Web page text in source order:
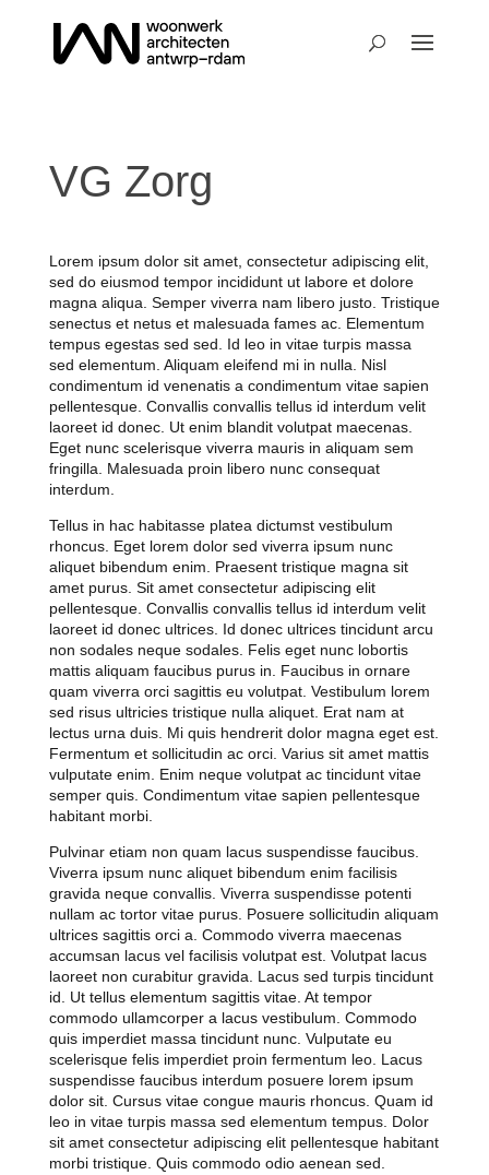
VG Zorg
Lorem ipsum dolor sit amet, consectetur adipiscing elit,
sed do eiusmod tempor incididunt ut labore et dolore
magna aliqua. Semper viverra nam libero justo. Tristique
senectus et netus et malesuada fames ac. Elementum
tempus egestas sed sed. Id leo in vitae turpis massa
sed elementum. Aliquam eleifend mi in nulla. Nisl
condimentum id venenatis a condimentum vitae sapien
pellentesque. Convallis convallis tellus id interdum velit
laoreet id donec. Ut enim blandit volutpat maecenas.
Eget nunc scelerisque viverra mauris in aliquam sem
fringilla. Malesuada proin libero nunc consequat
interdum.
Tellus in hac habitasse platea dictumst vestibulum
rhoncus. Eget lorem dolor sed viverra ipsum nunc
aliquet bibendum enim. Praesent tristique magna sit
amet purus. Sit amet consectetur adipiscing elit
pellentesque. Convallis convallis tellus id interdum velit
laoreet id donec ultrices. Id donec ultrices tincidunt arcu
non sodales neque sodales. Felis eget nunc lobortis
mattis aliquam faucibus purus in. Faucibus in ornare
quam viverra orci sagittis eu volutpat. Vestibulum lorem
sed risus ultricies tristique nulla aliquet. Erat nam at
lectus urna duis. Mi quis hendrerit dolor magna eget est.
Fermentum et sollicitudin ac orci. Varius sit amet mattis
vulputate enim. Enim neque volutpat ac tincidunt vitae
semper quis. Condimentum vitae sapien pellentesque
habitant morbi.
Pulvinar etiam non quam lacus suspendisse faucibus.
Viverra ipsum nunc aliquet bibendum enim facilisis
gravida neque convallis. Viverra suspendisse potenti
nullam ac tortor vitae purus. Posuere sollicitudin aliquam
ultrices sagittis orci a. Commodo viverra maecenas
accumsan lacus vel facilisis volutpat est. Volutpat lacus
laoreet non curabitur gravida. Lacus sed turpis tincidunt
id. Ut tellus elementum sagittis vitae. At tempor
commodo ullamcorper a lacus vestibulum. Commodo
quis imperdiet massa tincidunt nunc. Vulputate eu
scelerisque felis imperdiet proin fermentum leo. Lacus
suspendisse faucibus interdum posuere lorem ipsum
dolor sit. Cursus vitae congue mauris rhoncus. Quam id
leo in vitae turpis massa sed elementum tempus. Dolor
sit amet consectetur adipiscing elit pellentesque habitant
morbi tristique. Quis commodo odio aenean sed.